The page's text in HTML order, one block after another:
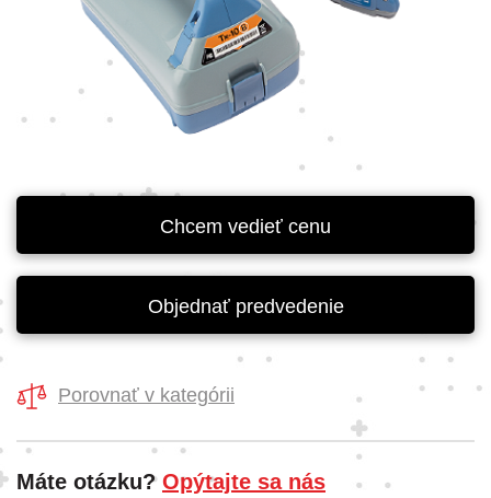
Chcem vedieť cenu
Objednať predvedenie
Porovnať v kategórii
Máte otázku? Opýtajte sa nás